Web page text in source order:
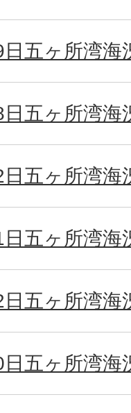
五ヶ所湾海
五ヶ所湾海
五ヶ所湾海
五ヶ所湾海
五ヶ所湾海
五ヶ所湾海